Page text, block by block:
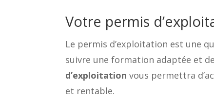
Votre permis
Le permis d’exploitation est une
suivre une formation adaptée et
d’exploitation vous permettra
et rentable.